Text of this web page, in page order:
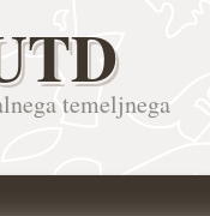
temeljnega